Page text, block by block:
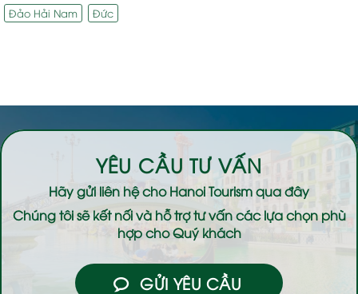
Đảo Hải Nam Đức
YÊU CẦU TƯ VẤN
Hãy gửi liên hệ choHanoi Tourismqua đây
Chúng tôi sẽ kết nối và hỗ trợ tư vấn các lựa chọn phù
hợp cho Quý khách
GỬI YÊU CẦU